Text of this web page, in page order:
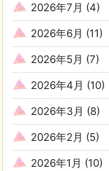
2026年7月 (4)
2026年6月 (11)
2026年5月 (7)
2026年4月 (10)
2026年3月 (8)
2026年2月 (5)
2026年1月 (10)